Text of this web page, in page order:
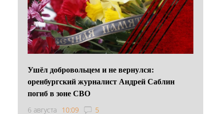
Ушёл добровольцем и не вернулся:
оренбургский журналист Андрей Саблин
погиб в зоне СВО
6 августа 10:09 5